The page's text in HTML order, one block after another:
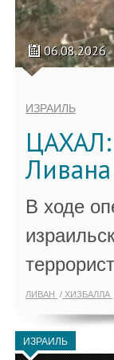
06.08.2026
ИЗРАИЛЬ
ЦАХАЛ:
В ходе
ЛИВАН ХИЗБАЛЛА
ИЗРАИЛЬ